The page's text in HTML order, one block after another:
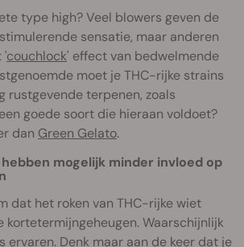
type high? Veel blowers geven de
sensatie, maar anderen
'couchlock' effect van bedwelmende
moet je THC-rijke strains
rustgevende terpenen, zoals
goede soort die hieraan voldoet?
dan Green Gelato.
mogelijk minder invloed op
dat het roken van THC-rijke wiet
kortetermijngeheugen. Waarschijnlijk
ervaren. Denk maar aan de keer dat je